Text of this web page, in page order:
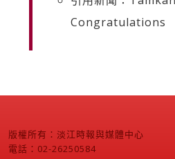
Congratulations
版權所有：淡江時報與媒體中心
電話：02-26250584